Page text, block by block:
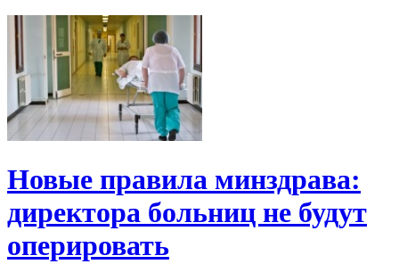
Новые правила минздрава:
директора больниц не будут
оперировать